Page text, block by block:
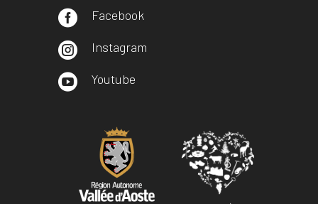
 Facebook
 Instagram
 Youtube